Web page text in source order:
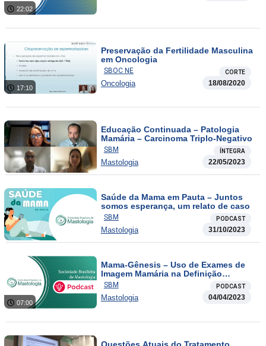
22:02
17:10
Preservação da Fertilidade Masculina
em Oncologia
SBOC NE CORTE
Oncologia 18/08/2020
Educação Continuada – Patologia
Mamária – Carcinoma Triplo-Negativo
SBM ÍNTEGRA
Mastologia 22/05/2023
Saúde da Mama em Pauta – Juntos
somos esperança, um relato de caso
SBM PODCAST
Mastologia 31/10/2023
07:00
Mama-Gênesis – Uso de Exames de
Imagem Mamária na Definição
Cirúrgica: Ressonância para Todas?
SBM PODCAST
Mastologia 04/04/2023